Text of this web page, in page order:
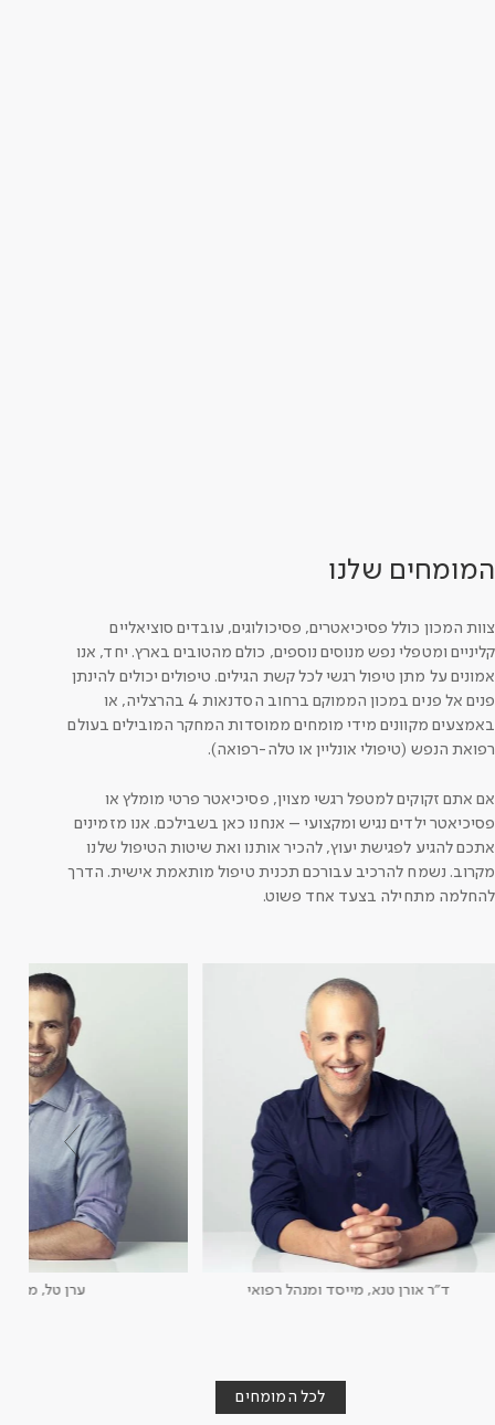
המומחים שלנו
צוות המכון כולל פסיכיאטרים, פסיכולוגים, עובדים סוציאליים
קליניים ומטפלי נפש מנוסים נוספים, כולם מהטובים בארץ. יחד, אנו
אמונים על מתן טיפול רגשי לכל קשת הגילים. טיפולים יכולים להינתן
פנים אל פנים במכון הממוקם ברחוב הסדנאות 4 בהרצליה, או
באמצעים מקוונים מידי מומחים ממוסדות המחקר המובילים בעולם
רפואת הנפש (טיפולי אונליין או טלה-רפואה).
אם אתם זקוקים למטפל רגשי מצוין, פסיכיאטר פרטי מומלץ או
פסיכיאטר ילדים נגיש ומקצועי – אנחנו כאן בשבילכם. אנו מזמינים
אתכם להגיע לפגישת יעוץ, להכיר אותנו ואת שיטות הטיפול שלנו
מקרוב. נשמח להרכיב עבורכם תכנית טיפול מותאמת אישית. הדרך
להחלמה מתחילה בצעד אחד פשוט.
לכל המומחים
ד"ר אורן טנא, מייסד ומנהל רפואי ערן טל, מנכ"ל